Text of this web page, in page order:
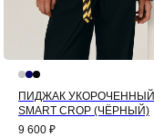
ПИДЖАК УКОРОЧЕННЫЙ
SMART CROP (ЧЁРНЫЙ)
9 600 ₽